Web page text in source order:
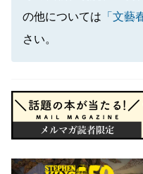
の他については 「文藝
さい。